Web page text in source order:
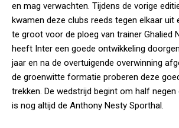
en mag verwachten. Tijdens de vorige
kwamen deze clubs reeds tegen elkaar uit
te groot voor de ploeg van trainer Ghalied
heeft Inter een goede ontwikkeling
jaar en na de overtuigende overwinning
de groenwitte formatie proberen deze
trekken. De wedstrijd begint om half
is nog altijd de Anthony Nesty Sporthal.